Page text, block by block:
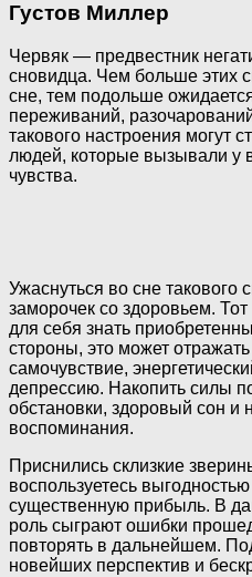
Густов Миллер
Червяк — предвестник
сновидца. Чем больше этих
сне, тем подольше
переживаний,
такового настроения могут
людей, которые вызывали у
чувства.
Ужаснуться во сне
заморочек со здоровьем. Тот
для себя знать
стороны, это может
самочувствие,
депрессию. Накопить силы
обстановки, здоровый сон
воспоминания.
Приснились склизкие
воспользуетесь
существенную прибыль. В
роль сыграют ошибки
повторять в дальнейшем.
новейших перспектив и